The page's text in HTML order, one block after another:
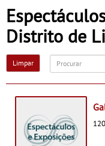
Distrito de
Limpar